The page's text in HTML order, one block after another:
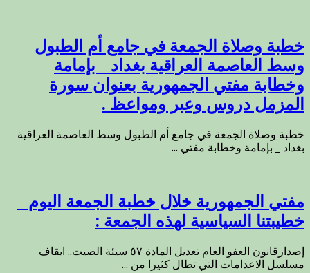
خطبة وصلاة الجمعة في جامع أم الطبول
وسط العاصمة العراقية بغداد _ بإمامة
وخطابة مفتي الجمهورية بعنوان سورة
المزمل دروس وعبر ومواعظ .
خطبة وصلاة الجمعة في جامع أم الطبول وسط العاصمة العراقية
بغداد _ بإمامة وخطابة مفتي ...
مفتي الجمهورية خلال خطبة الجمعة اليوم _
خطيبتنا السياسية لهذه الجمعة :
إصدارقانون العفو العام تعديل المادة ٥٧ سيئة الصيت.. ايقاف
مسلسل الاعدامات التي تطال كثيرا من ...